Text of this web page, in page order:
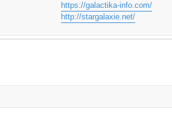
https://galactika-info.com/
http://stargalaxie.net/